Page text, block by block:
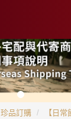
珍品訂購
【日